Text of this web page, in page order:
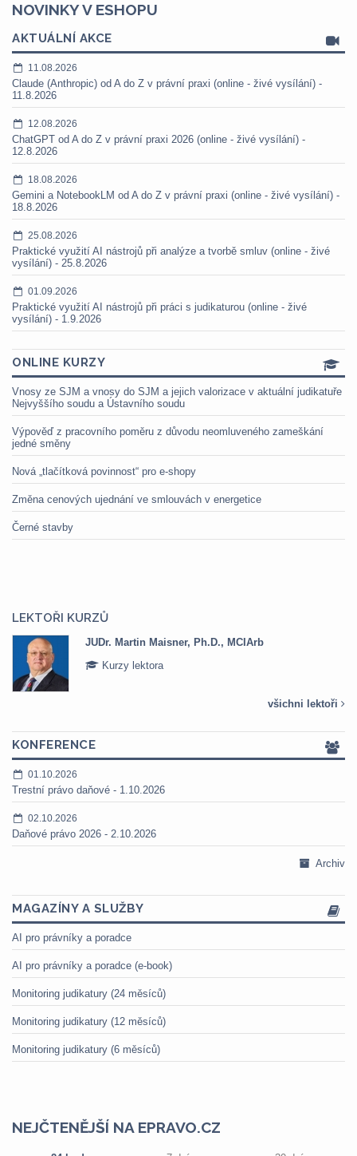
NOVINKY V ESHOPU
AKTUÁLNÍ AKCE
11.08.2026
Claude (Anthropic) od A do Z v právní praxi (online - živé vysílání) -
11.8.2026
12.08.2026
ChatGPT od A do Z v právní praxi 2026 (online - živé vysílání) -
12.8.2026
18.08.2026
Gemini a NotebookLM od A do Z v právní praxi (online - živé vysílání) -
18.8.2026
25.08.2026
Praktické využití AI nástrojů při analýze a tvorbě smluv (online - živé
vysílání) - 25.8.2026
01.09.2026
Praktické využití AI nástrojů při práci s judikaturou (online - živé
vysílání) - 1.9.2026
ONLINE KURZY
Vnosy ze SJM a vnosy do SJM a jejich valorizace v aktuální judikatuře
Nejvyššího soudu a Ústavního soudu
Výpověď z pracovního poměru z důvodu neomluveného zameškání
jedné směny
Nová „tlačítková povinnost“ pro e-shopy
Změna cenových ujednání ve smlouvách v energetice
Černé stavby
LEKTOŘI KURZŮ
JUDr. Martin Maisner, Ph.D., MCIArb
Kurzy lektora
všichni lektoři
KONFERENCE
01.10.2026
Trestní právo daňové - 1.10.2026
02.10.2026
Daňové právo 2026 - 2.10.2026
Archiv
MAGAZÍNY A SLUŽBY
AI pro právníky a poradce
AI pro právníky a poradce (e-book)
Monitoring judikatury (24 měsíců)
Monitoring judikatury (12 měsíců)
Monitoring judikatury (6 měsíců)
NEJČTENĚJŠÍ NA EPRAVO.CZ